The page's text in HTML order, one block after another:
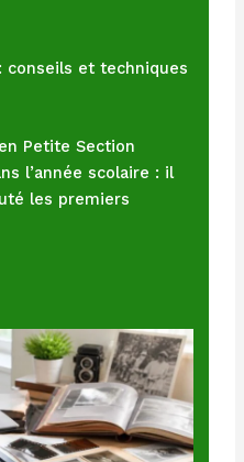
conseils et techniques
Petite Section
l’année scolaire : il
les premiers